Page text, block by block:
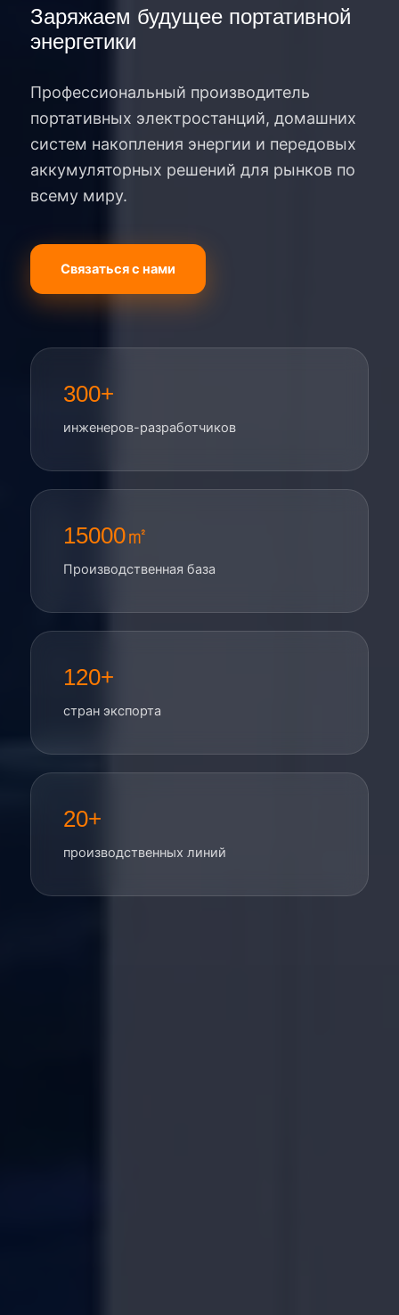
Заряжаем будущее портативной
энергетики
Профессиональный производитель
портативных электростанций, домашних
систем накопления энергии и передовых
аккумуляторных решений для рынков по
всему миру.
Связаться с нами
300+
инженеров-разработчиков
15000㎡
Производственная база
120+
стран экспорта
20+
производственных линий